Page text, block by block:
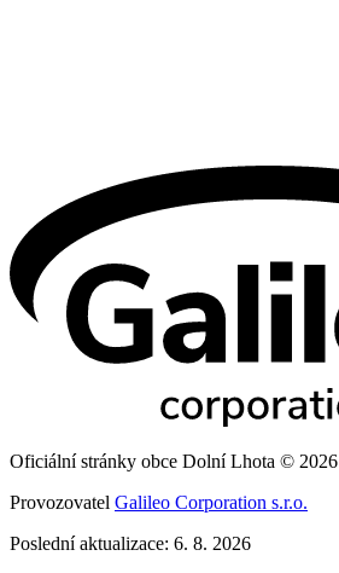
Oficiální stránky obce Dolní Lhota © 2026
Provozovatel Galileo Corporation s.r.o.
Poslední aktualizace: 6. 8. 2026